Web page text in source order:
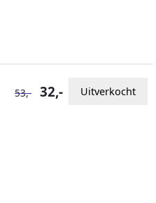
53,- 32,- Uitverkocht